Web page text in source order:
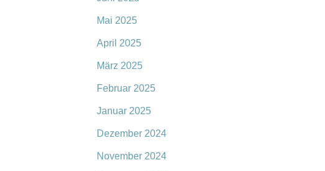
Mai 2025
April 2025
März 2025
Februar 2025
Januar 2025
Dezember 2024
November 2024